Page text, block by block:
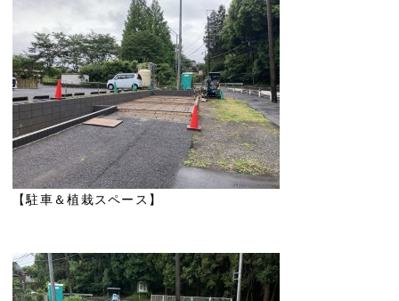
【駐車＆植栽スペース】